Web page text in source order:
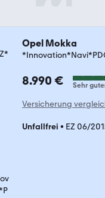
Opel Mokka
8.990 € Sehr
Versicherung
Unfallfrei • EZ 06/